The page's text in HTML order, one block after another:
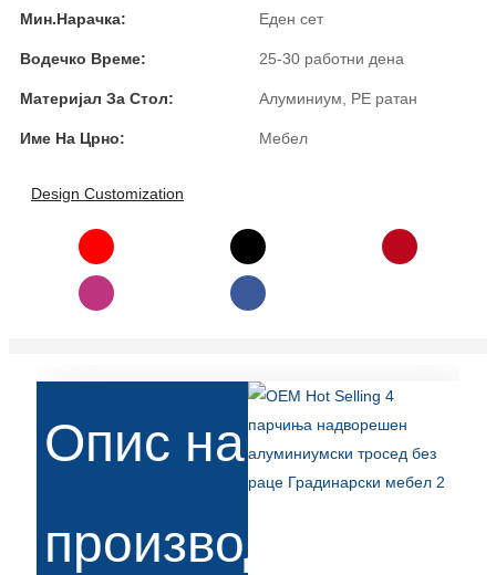
Kiswahili
ខ្មែរ
日语
Ελληνικά
Slovenčina
Мин.Нарачка:
Еден сет
Водечко Време: 25-30 работни дена
Материјал За Стол: Алуминиум, PE ратан
Име На Црно: Мебел
Design Customization
Опис на
производи